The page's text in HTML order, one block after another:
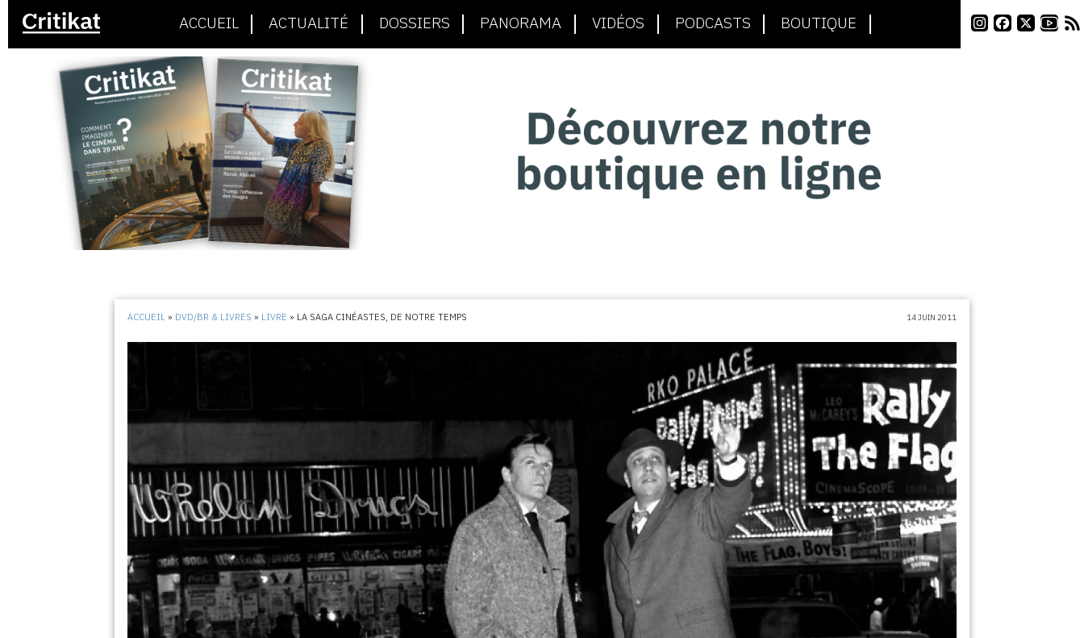
ACCUEIL ACTUALITÉ DOSSIERS PANORAMA VIDÉOS PODCASTS BOUTIQUE
ACCUEIL » DVD/BR & LIVRES » LIVRE » LA SAGA CINÉASTES, DE NOTRE TEMPS 14 JUIN 2011